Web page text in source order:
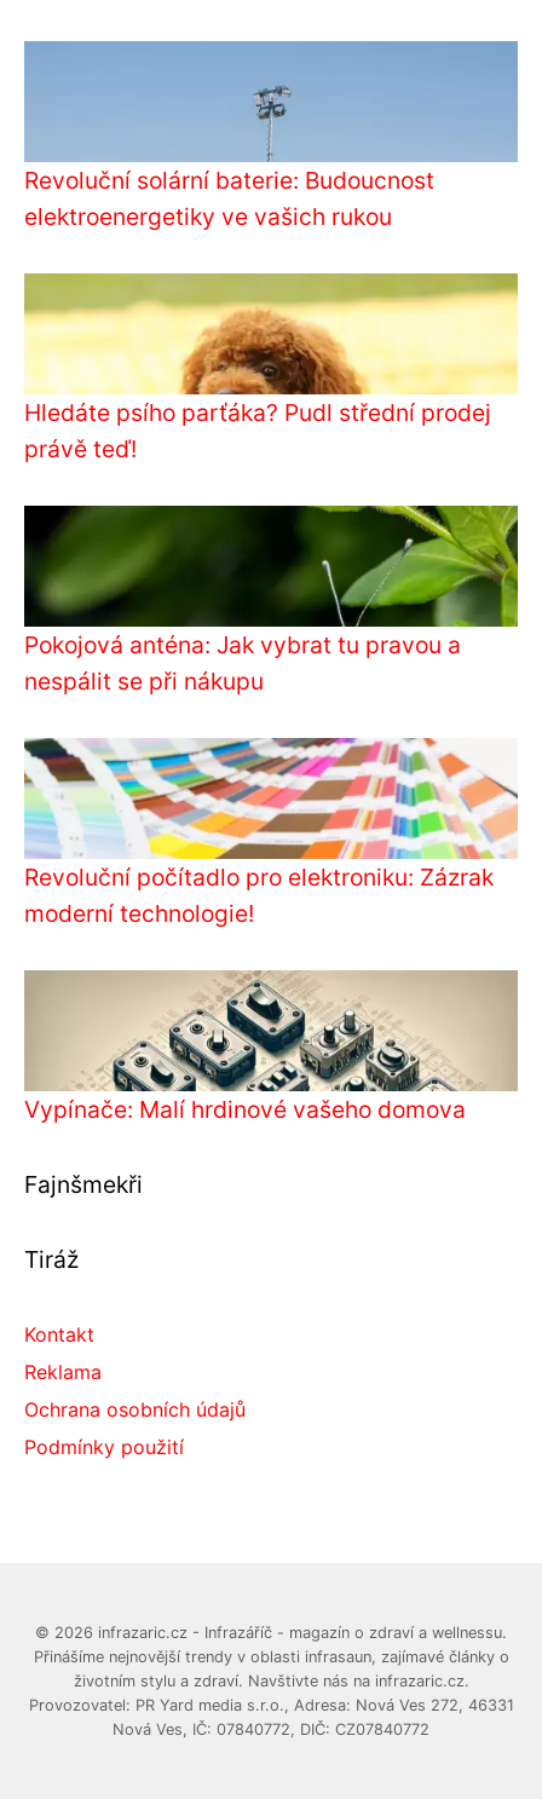
Revoluční solární baterie: Budoucnost
elektroenergetiky ve vašich rukou
Hledáte psího parťáka? Pudl střední prodej
právě teď!
Pokojová anténa: Jak vybrat tu pravou a
nespálit se při nákupu
Revoluční počítadlo pro elektroniku: Zázrak
moderní technologie!
Vypínače: Malí hrdinové vašeho domova
Fajnšmekři
Tiráž
Kontakt
Reklama
Ochrana osobních údajů
Podmínky použití
© 2026 infrazaric.cz - Infrazáříč - magazín o zdraví a wellnessu.
Přinášíme nejnovější trendy v oblasti infrasaun, zajímavé články o
životním stylu a zdraví. Navštivte nás na infrazaric.cz.
Provozovatel: PR Yard media s.r.o., Adresa: Nová Ves 272, 46331
Nová Ves, IČ: 07840772, DIČ: CZ07840772